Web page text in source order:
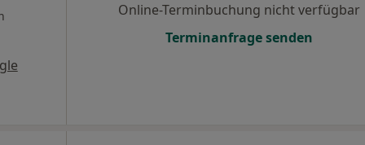
Online-Terminbuchung nicht verfügbar
Terminanfrage senden